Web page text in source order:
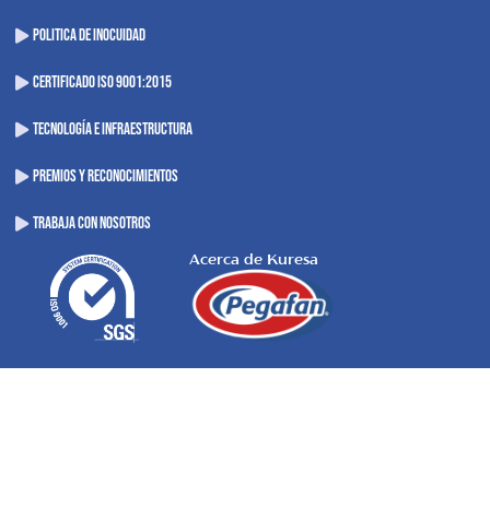
POLITICA DE INOCUIDAD
CERTIFICADO ISO 9001:2015
Tecnología e Infraestructura
Premios y Reconocimientos
Trabaja con Nosotros
Acerca de Kuresa